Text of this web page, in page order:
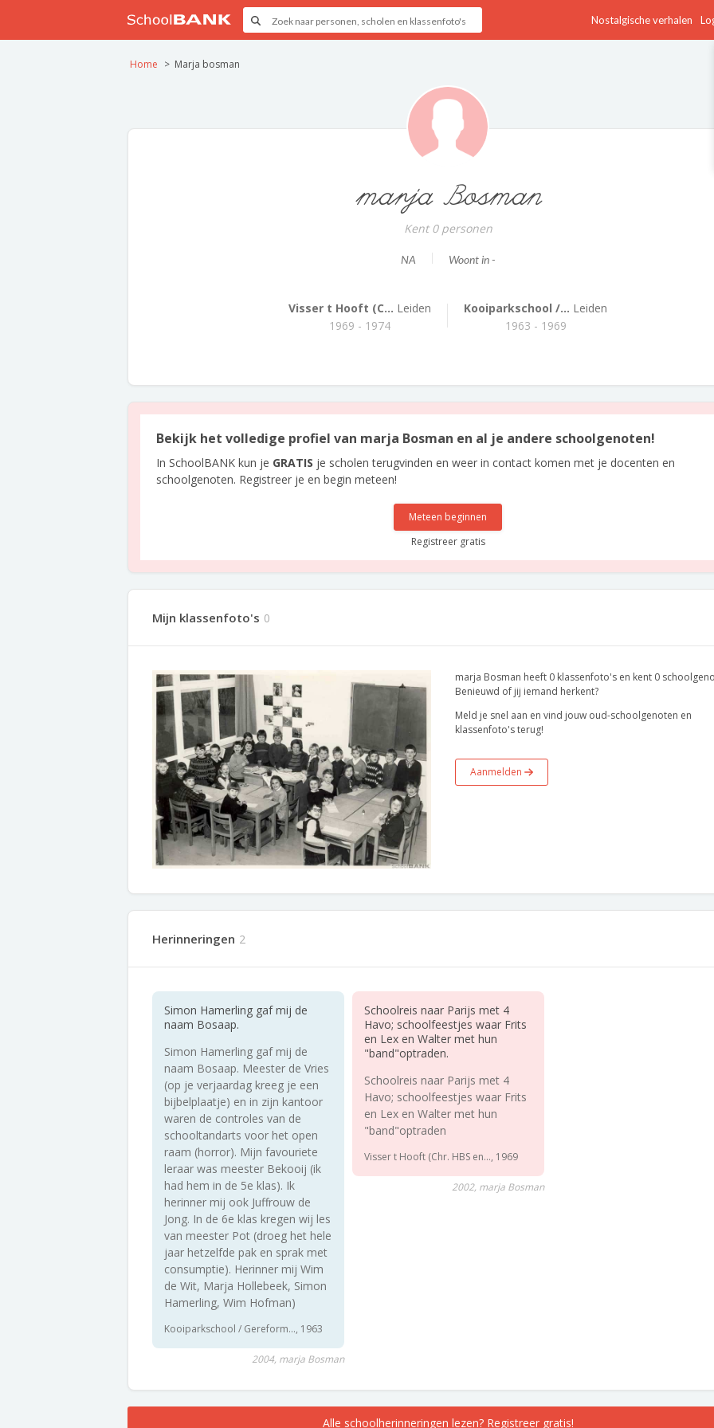
Nostalgische verhalen
Home Marja bosman
marja Bosman
Kent 0 personen
NA Woont in -
Visser t Hooft (C... Leiden
1969 - 1974
Kooiparkschool /... Leiden
1963 - 1969
Bekijk het volledige profiel van marja Bosman en al je andere schoolgenoten!
In SchoolBANK kun je GRATIS je scholen terugvinden en weer in contact komen met je docenten en
schoolgenoten. Registreer je en begin meteen!
Meteen beginnen
Registreer gratis
Mijn klassenfoto's 0
marja Bosman heeft 0 klassenfoto's en kent 0
Benieuwd of jij iemand herkent?
Meld je snel aan en vind jouw oud-schoolgenoten en
klassenfoto's terug!
Aanmelden
Herinneringen 2
Simon Hamerling gaf mij de
naam Bosaap.
Simon Hamerling gaf mij de
naam Bosaap. Meester de Vries
(op je verjaardag kreeg je een
bijbelplaatje) en in zijn kantoor
waren de controles van de
schooltandarts voor het open
raam (horror). Mijn favouriete
leraar was meester Bekooij (ik
had hem in de 5e klas). Ik
herinner mij ook Juffrouw de
Jong. In de 6e klas kregen wij les
van meester Pot (droeg het hele
jaar hetzelfde pak en sprak met
consumptie). Herinner mij Wim
de Wit, Marja Hollebeek, Simon
Hamerling, Wim Hofman)
Kooiparkschool / Gereform..., 1963
2004, marja Bosman
Schoolreis naar Parijs met 4
Havo; schoolfeestjes waar Frits
en Lex en Walter met hun
"band"optraden.
Schoolreis naar Parijs met 4
Havo; schoolfeestjes waar Frits
en Lex en Walter met hun
"band"optraden
Visser t Hooft (Chr. HBS en..., 1969
2002, marja Bosman
Alle schoolherinneringen lezen? Registreer gratis!